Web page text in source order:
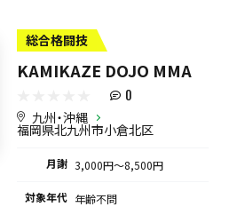
総合格闘技
KAMIKAZE DOJO MMA
0
九州・沖縄
福岡県北九州市小倉北区
月謝 3,000円〜8,500円
対象年代 年齢不問